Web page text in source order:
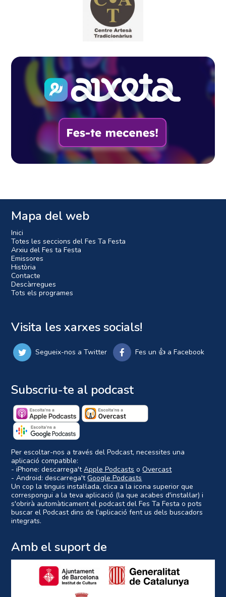
Mapa del web
Inici
Totes les seccions del Fes Ta Festa
Arxiu del Fes ta Festa
Emissores
Història
Contacte
Descàrregues
Tots els programes
Visita les xarxes socials!
Segueix-nos a Twitter Fes un 👍 a Facebook
Subscriu-te al podcast
Per escoltar-nos a través del Podcast, necessites una
aplicació compatible:
- iPhone: descarrega'tApple Podcasts oOvercast
- Android: descarrega'tGoogle Podcasts
Un cop la tinguis instal·lada, clica a la icona superior que
correspongui a la teva aplicació (la que acabes d'instal·lar) i
s'obrirà automàticament el podcast del Fes Ta Festa o pots
buscar el Podcast dins de l'aplicació fent us dels buscadors
integrats.
Amb el suport de